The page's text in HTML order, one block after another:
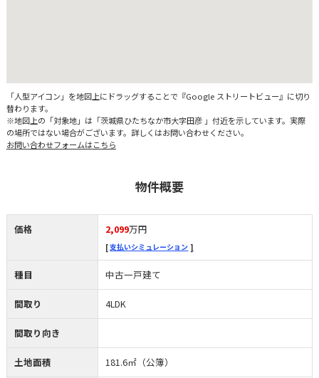
「人型アイコン」を地図上にドラッグすることで『Google ストリートビュー』に切り
替わります。
※地図上の「対象地」は「茨城県ひたちなか市大字田彦 」付近を示しています。実際
の場所ではない場合がございます。詳しくはお問い合わせください。
お問い合わせフォームはこちら
物件概要
価格 2,099万円
支払いシミュレーション
種目 中古一戸建て
間取り 4LDK
間取り向き
土地面積 181.6㎡（公簿）